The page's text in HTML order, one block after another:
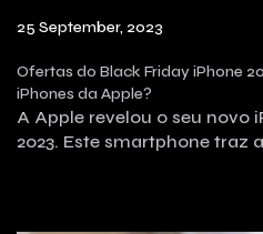
25 September, 2023
Ofertas do Black Friday iPhone
iPhones da Apple?
A Apple revelou o seu novo
2023. Este smartphone traz